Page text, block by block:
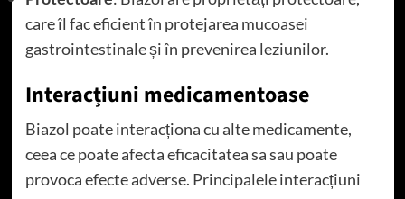
care îl fac eficient în protejarea mucoasei
gastrointestinale și în prevenirea leziunilor.
Interacțiuni medicamentoase
Biazol poate interacționa cu alte medicamente,
ceea ce poate afecta eficacitatea sa sau poate
provoca efecte adverse. Principalele interacțiuni